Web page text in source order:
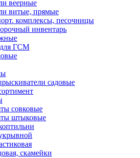
веерные
витые, прямые
комплексы, песочницы
инвентарь
ГСМ
садовые
совковые
штыковые
скамейки